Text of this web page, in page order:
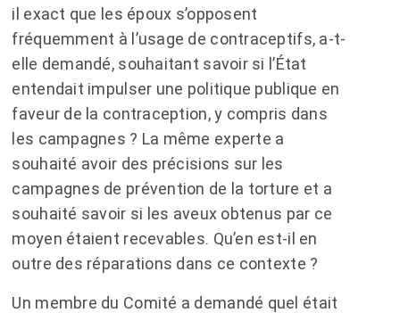
il exact que les époux s’opposent
fréquemment à l’usage de contraceptifs, a-t-
elle demandé, souhaitant savoir si l’État
entendait impulser une politique publique en
faveur de la contraception, y compris dans
les campagnes ? La même experte a
souhaité avoir des précisions sur les
campagnes de prévention de la torture et a
souhaité savoir si les aveux obtenus par ce
moyen étaient recevables. Qu’en est-il en
outre des réparations dans ce contexte ?
Un membre du Comité a demandé quel était